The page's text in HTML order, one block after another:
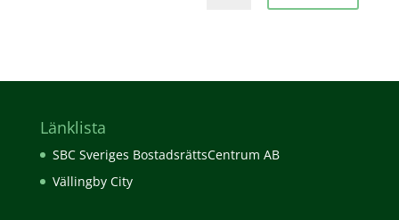
Länklista
SBC Sveriges BostadsrättsCentrum AB
Vällingby City